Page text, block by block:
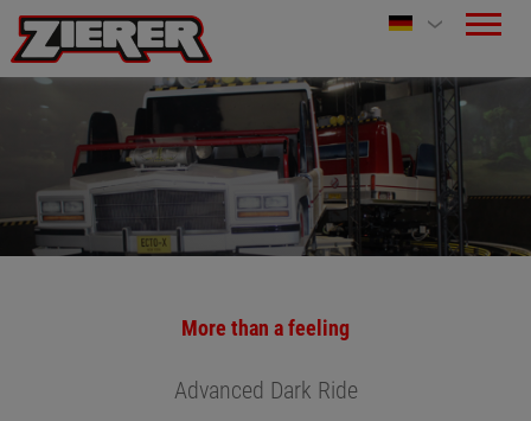
More than a feeling
Advanced Dark Ride